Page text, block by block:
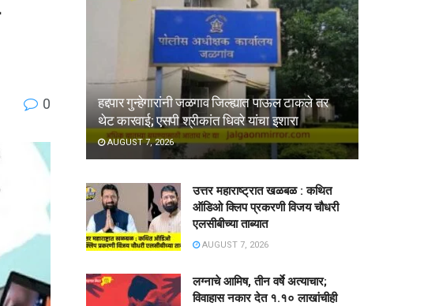
0
हद्दपार गुन्हेगारांनी जळगाव जिल्ह्यात पाऊल टाकले तर
थेट कारवाई; एसपी श्रीकांत धिवरे यांचा इशारा
AUGUST 7, 2026
उत्तर महाराष्ट्रात खळबळ : कथित
ऑडिओ क्लिप प्रकरणी विजय चौधरी
एलसीबीच्या ताब्यात
AUGUST 7, 2026
लग्नाचे आमिष, तीन वर्षे अत्याचार;
विवाहास नकार देत १.१० लाखांचीही